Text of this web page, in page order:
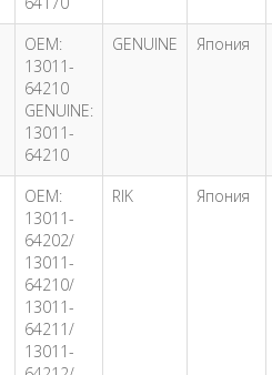
OEM:
13011-
64210
GENUINE:
13011-
64210
GENUINE Япония
OEM:
13011-
64202/
13011-
64210/
13011-
64211/
13011-
RIK Япония